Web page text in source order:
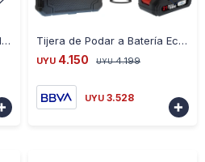
Sopladora Inalámbrica Ecodrop a Batería 2800W 21V Tijera de Podar a Batería Ecodrop 21V Brushless 32MM
UYU 4.150 UYU 4.199
UYU 3.528
